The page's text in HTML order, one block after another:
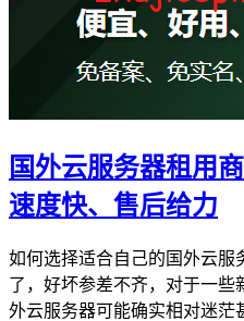
国外云服务器租用
速度快、售后给力
如何选择适合自己的国外云服
了，好坏参差不齐，对于一些
外云服务器可能确实相对迷茫